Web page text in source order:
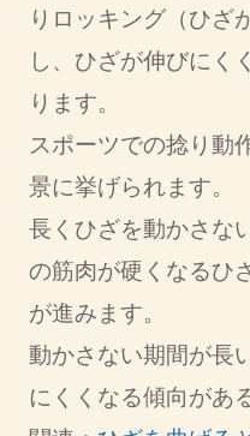
りロッキング（ひざ
し、ひざが伸びにく
ります。
スポーツでの捻り動
景に挙げられます。
長くひざを動かさな
の筋肉が硬くなるひ
が進みます。
動かさない期間が長
にくくなる傾向があ